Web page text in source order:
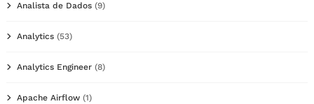
Analista de Dados (9)
Analytics (53)
Analytics Engineer (8)
Apache Airflow (1)